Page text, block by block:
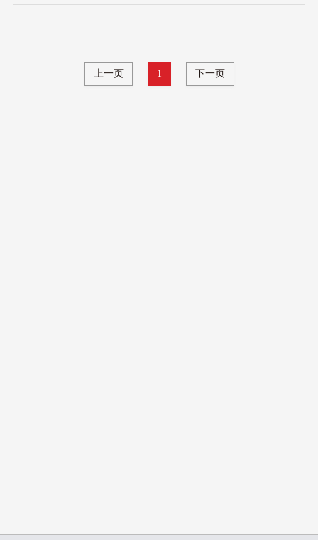
上一页 1 下一页